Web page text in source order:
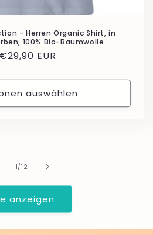
- Herren Organic Shirt, in
100% Bio-Baumwolle
Normaler
€29,90 EUR
auswählen
1/von
12
anzeigen